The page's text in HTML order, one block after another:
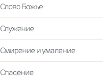
Слово Божье
Служение
Смирение и умаление
Спасение